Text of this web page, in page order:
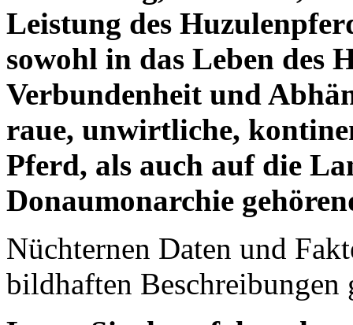
Leistung des
sowohl in das Leben des
Verbundenheit und
raue, unwirtliche,
Pferd, als auch auf die
Donaumonarchie
Nüchternen Daten und
bildhaften Beschreibungen